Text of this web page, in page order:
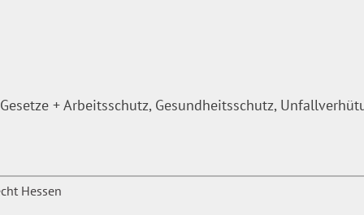
+ Arbeitsschutz, Gesundheitsschutz,